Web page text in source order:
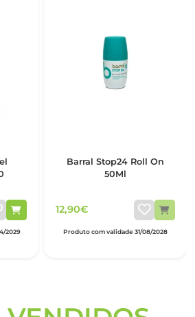
2029
Barral Stop24 Roll On
50Ml
12,90€
Produto com validade 31/08/2028